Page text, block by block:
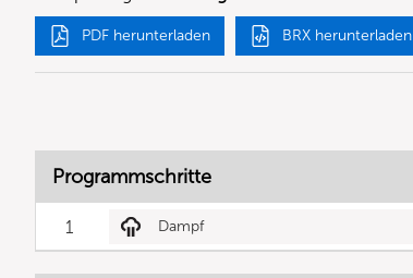
PDF herunterladen BRX herunterladen
Programmschritte
1 Dampf